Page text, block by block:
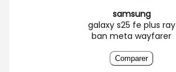
samsung
galaxy s25 fe plus ray
ban meta wayfarer
Comparer